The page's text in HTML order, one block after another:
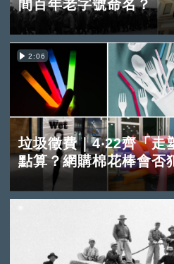
間百年老字號命名？
2:06
垃圾徵費｜4‧22齊「走
點算？網購棉花棒會否